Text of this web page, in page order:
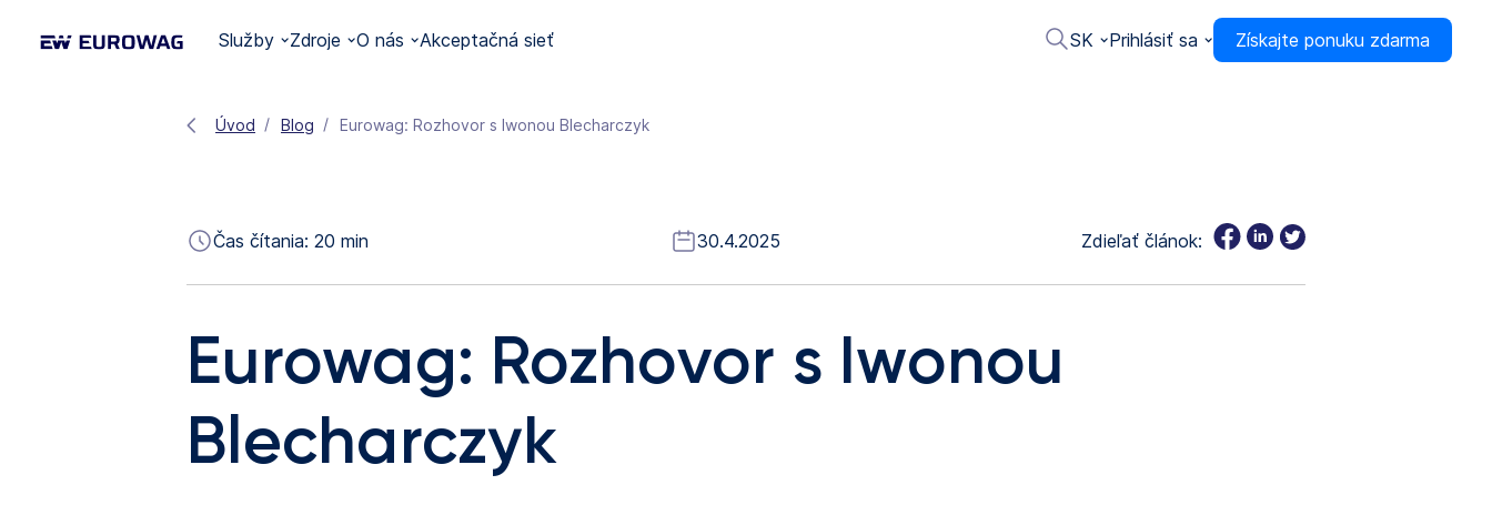
Služby Zdroje O nás Akceptačná sieť SK Prihlásiť sa Získajte ponuku zdarma
Úvod Blog Eurowag: Rozhovor s Iwonou Blecharczyk
Čas čítania: 20 min 30.4.2025 Zdieľať článok:
Eurowag: Rozhovor s Iwonou
Blecharczyk